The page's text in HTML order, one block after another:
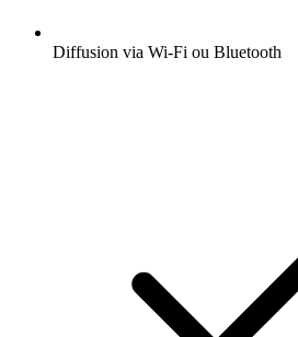
Diffusion via Wi-Fi ou Bluetooth